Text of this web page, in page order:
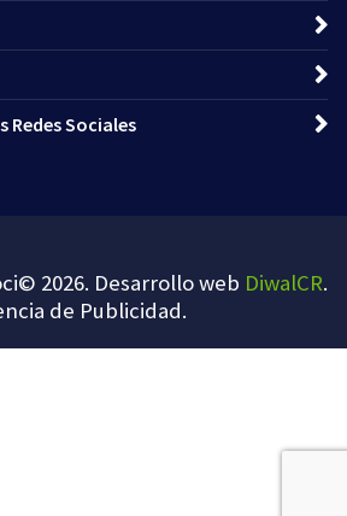
Redes Sociales
2026. Desarrollo web DiwalCR.
de Publicidad.